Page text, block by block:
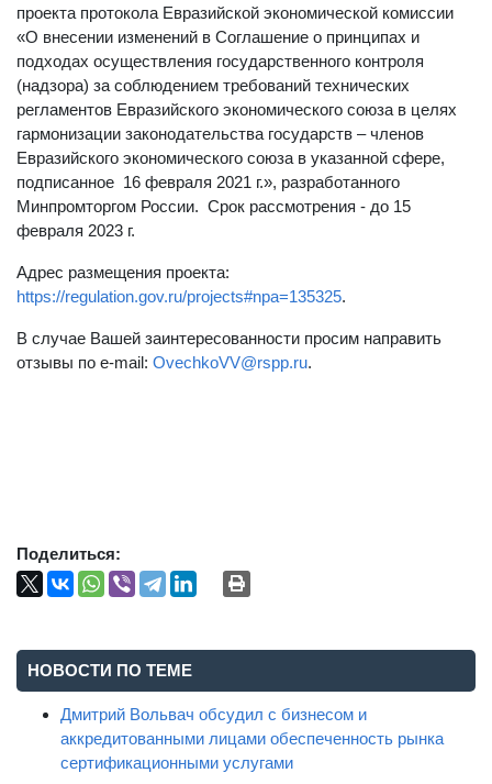
проекта протокола Евразийской экономической комиссии
«О внесении изменений в Соглашение о принципах и
подходах осуществления государственного контроля
(надзора) за соблюдением требований технических
регламентов Евразийского экономического союза в целях
гармонизации законодательства государств – членов
Евразийского экономического союза в указанной сфере,
подписанное 16 февраля 2021 г.», разработанного
Минпромторгом России. Cрок рассмотрения - до 15
февраля 2023 г.
Адрес размещения проекта:
https://regulation.gov.ru/projects#npa=135325.
В случае Вашей заинтересованности просим направить
отзывы по e-mail: OvechkoVV@rspp.ru.
Поделиться:
НОВОСТИ ПО ТЕМЕ
Дмитрий Вольвач обсудил с бизнесом и
аккредитованными лицами обеспеченность рынка
сертификационными услугами